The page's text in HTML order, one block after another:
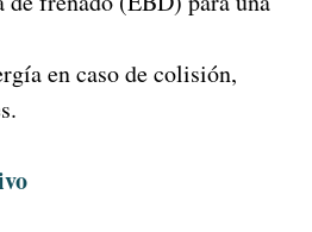
en caso de colisión,